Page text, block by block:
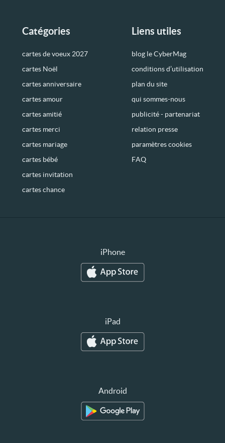
Catégories
cartes de voeux 2027
cartes Noël
cartes anniversaire
cartes amour
cartes amitié
cartes merci
cartes mariage
cartes bébé
cartes invitation
cartes chance
Liens utiles
blog le CyberMag
conditions d’utilisation
plan du site
qui sommes-nous
publicité - partenariat
relation presse
paramètres cookies
FAQ
iPhone
iPad
Android